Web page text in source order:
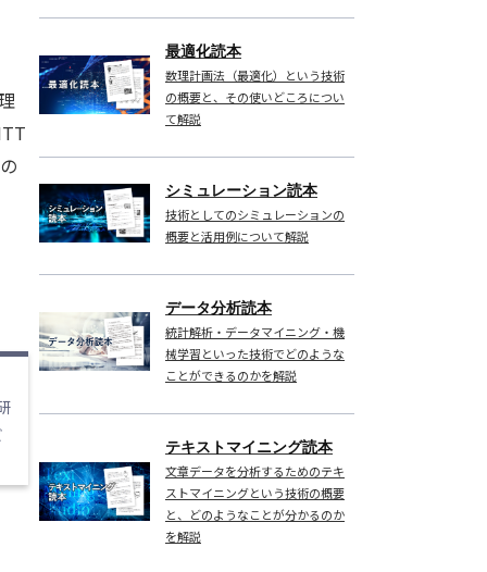
最適化読本
数理計画法（最適化）という技術
の概要と、その使いどころについ
て解説
シミュレーション読本
技術としてのシミュレーションの
概要と活用例について解説
データ分析読本
統計解析・データマイニング・機
械学習といった技術でどのような
ことができるのかを解説
テキストマイニング読本
文章データを分析するためのテキ
ストマイニングという技術の概要
と、どのようなことが分かるのか
を解説